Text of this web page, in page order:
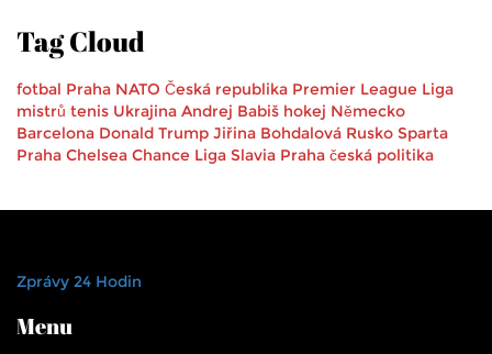
Tag Cloud
fotbal Praha NATO Česká republika Premier League Liga
mistrů tenis Ukrajina Andrej Babiš hokej Německo
Barcelona Donald Trump Jiřina Bohdalová Rusko Sparta
Praha Chelsea Chance Liga Slavia Praha česká politika
Zprávy 24 Hodin
Menu